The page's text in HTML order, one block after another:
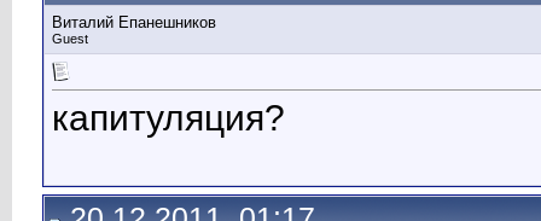
Виталий Епанешников
Guest
капитуляция?